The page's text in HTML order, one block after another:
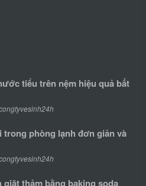
tiểu trên nệm hiệu quả bất
trong phòng lạnh đơn giản và
giặt thảm bằng baking soda